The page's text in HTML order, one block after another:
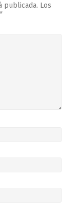
publicada. Los
*